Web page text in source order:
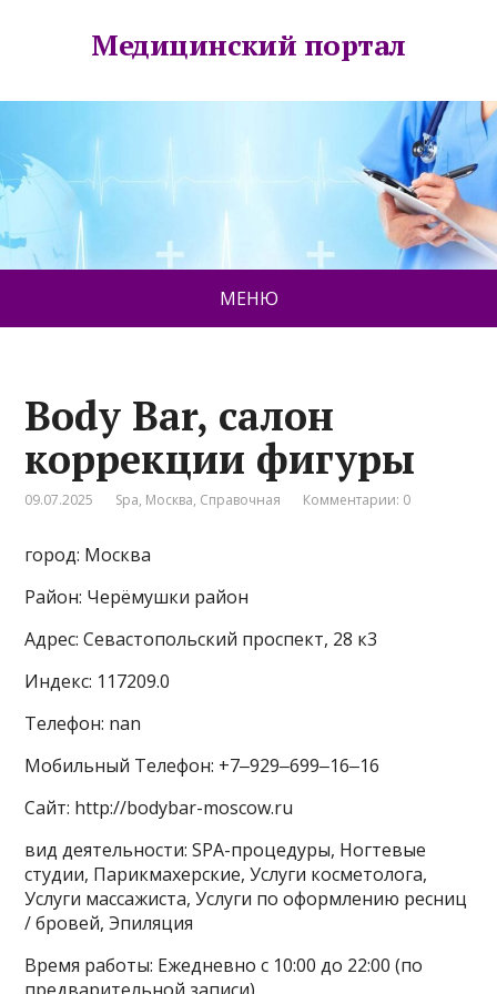
Медицинский портал
МЕНЮ
Body Bar, салон
коррекции фигуры
09.07.2025 Spa, Москва, Справочная Комментарии: 0
город: Москва
Район: Черёмушки район
Адрес: Севастопольский проспект, 28 к3
Индекс: 117209.0
Телефон: nan
Мобильный Телефон: +7‒929‒699‒16‒16
Сайт: http://bodybar-moscow.ru
вид деятельности: SPA-процедуры, Ногтевые
студии, Парикмахерские, Услуги косметолога,
Услуги массажиста, Услуги по оформлению ресниц
/ бровей, Эпиляция
Время работы: Ежедневно с 10:00 до 22:00 (по